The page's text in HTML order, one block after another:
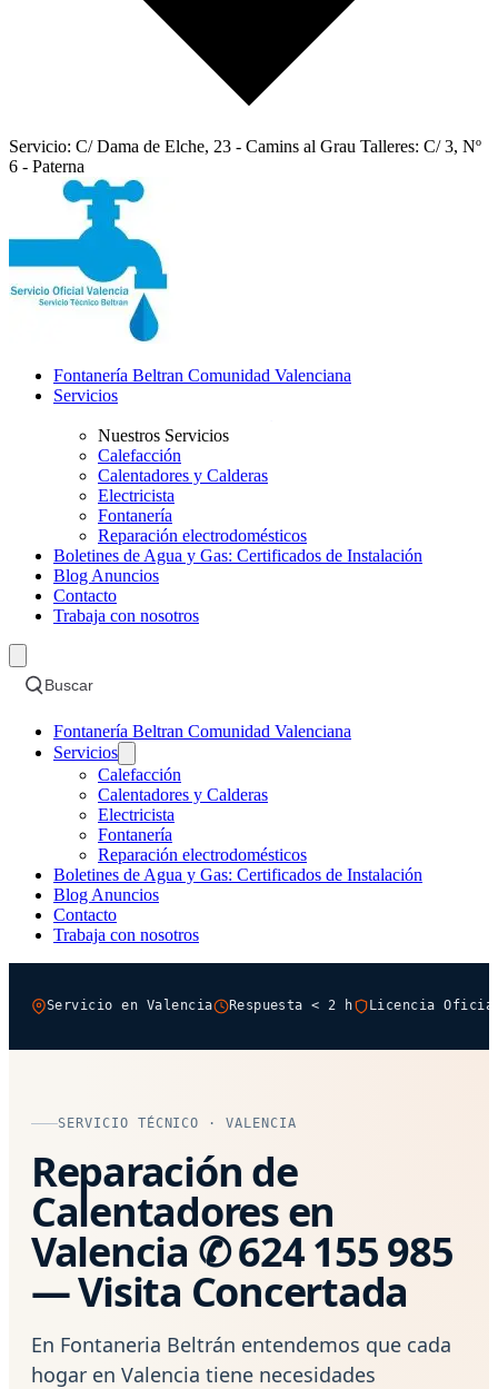
Servicio: C/ Dama de Elche, 23 - Camins al Grau Talleres: C/ 3, Nº
6 - Paterna
Fontanería Beltran Comunidad Valenciana
Servicios
Nuestros Servicios
Calefacción
Calentadores y Calderas
Electricista
Fontanería
Reparación electrodomésticos
Boletines de Agua y Gas: Certificados de Instalación
Blog Anuncios
Contacto
Trabaja con nosotros
Buscar
Fontanería Beltran Comunidad Valenciana
Servicios
Calefacción
Calentadores y Calderas
Electricista
Fontanería
Reparación electrodomésticos
Boletines de Agua y Gas: Certificados de Instalación
Blog Anuncios
Contacto
Trabaja con nosotros
Servicio en Valencia Respuesta < 2 h Licencia
SERVICIO TÉCNICO · VALENCIA
Reparación de
Calentadores en
Valencia ✆ 624 155 985
— Visita Concertada
En Fontaneria Beltrán entendemos que cada
hogar en Valencia tiene necesidades